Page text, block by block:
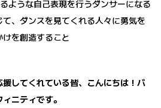
ような自己表現を行うダンサーになる
、ダンスを見てくれる人々に勇気を
を創造すること
してくれている皆、こんにちは！バ
ニティです。